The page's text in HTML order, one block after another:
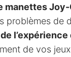
manettes
problèmes de
l’expérience
de vos